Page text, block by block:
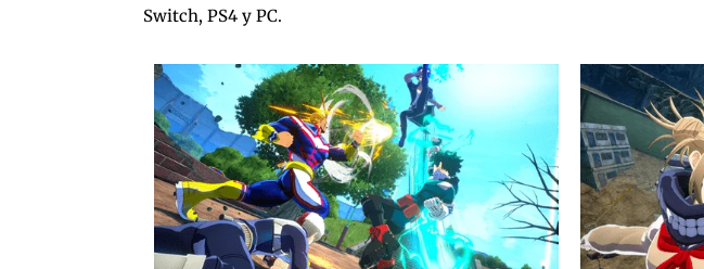
Switch, PS4 y PC.